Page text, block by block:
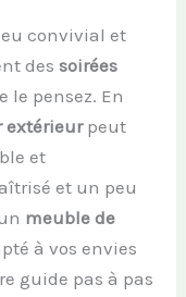
convivial et
dessoirées
le pensez. En
extérieurpeut
et
et un peu
meuble de
à vos envies
guide pas à pas